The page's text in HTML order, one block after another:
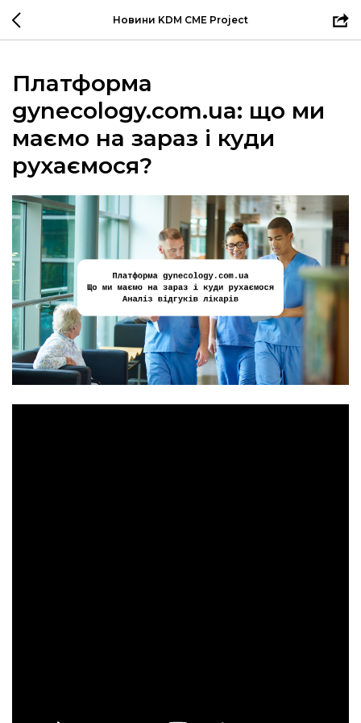
Новини KDM CME Project
Платформа
gynecology.com.ua: що ми
маємо на зараз і куди
рухаємося?